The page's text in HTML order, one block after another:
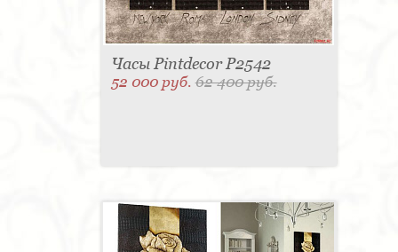
Часы Pintdecor P2542
52 000 руб.62 400 руб.